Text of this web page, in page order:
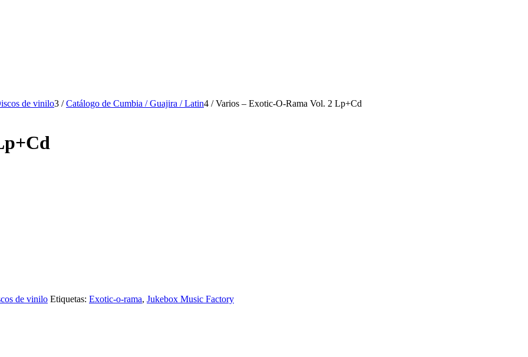
de vinilo3 / Catálogo de Cumbia / Guajira / Latin4 / Varios – Exotic-O-Rama Vol. 2 Lp+Cd
de vinilo Etiquetas: Exotic-o-rama, Jukebox Music Factory